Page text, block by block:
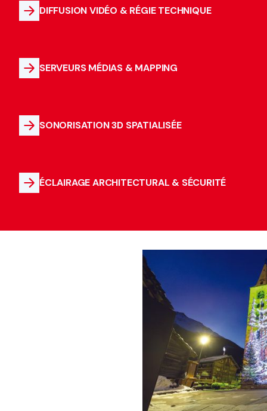
DIFFUSION VIDÉO & RÉGIE TECHNIQUE
SERVEURS MÉDIAS & MAPPING
SONORISATION 3D SPATIALISÉE
ÉCLAIRAGE ARCHITECTURAL & SÉCURITÉ